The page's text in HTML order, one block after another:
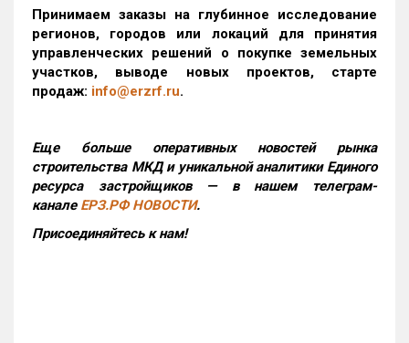
Принимаем заказы на глубинное исследование
регионов, городов или локаций для принятия
управленческих решений о покупке земельных
участков, выводе новых проектов, старте
продаж: info@erzrf.ru.
Еще больше оперативных новостей рынка
строительства МКД и уникальной аналитики Единого
ресурса застройщиков — в нашем телеграм-
канале ЕРЗ.РФ НОВОСТИ.
Присоединяйтесь к нам!